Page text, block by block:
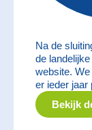
Na de
de
website.
er ieder jaar
Bekijk